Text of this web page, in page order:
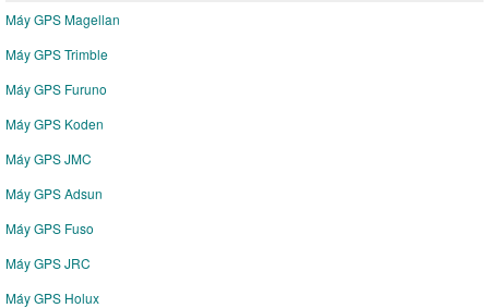
Máy GPS Magellan
Máy GPS Trimble
Máy GPS Furuno
Máy GPS Koden
Máy GPS JMC
Máy GPS Adsun
Máy GPS Fuso
Máy GPS JRC
Máy GPS Holux